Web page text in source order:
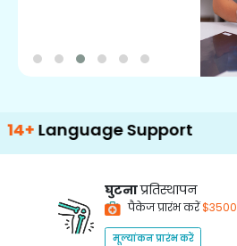
Support 500+
घुटनाप्रतिस्थापन
पैकेज प्रारंभ करें$3500
मूल्यांकन प्रारंभ करें